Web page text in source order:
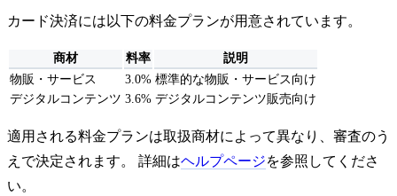
カード決済には以下の料金プランが用意されています。
商材 料率
説明
物販・サービス
3.0% 標準的な物販・サービス向け
デジタルコンテンツ 3.6% デジタルコンテンツ販売向け
適用される料金プランは取扱商材によって異なり、審査のう
えで決定されます。 詳細はヘルプページを参照してくださ
い。